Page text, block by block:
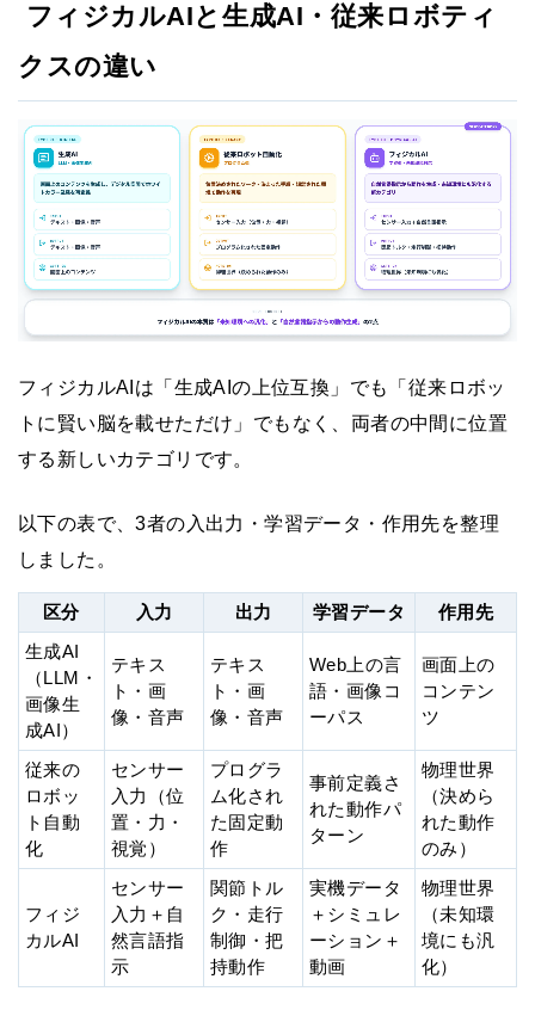
フィジカルAIと生成AI・従来ロボティ
クスの違い
フィジカルAIは「生成AIの上位互換」でも「従来ロボッ
トに賢い脳を載せただけ」でもなく、両者の中間に位置
する新しいカテゴリです。
以下の表で、3者の入出力・学習データ・作用先を整理
しました。
区分 入力 出力 学習データ
作用先
生成AI
（LLM・
画像生
成AI）
テキス
ト・画
像・音声
テキス
ト・画
像・音声
Web上の言
語・画像コ
ーパス
画面上の
コンテン
ツ
従来の
ロボッ
ト自動
化
センサー
入力（位
置・力・
視覚）
プログラ
ム化され
た固定動
作
事前定義さ
れた動作パ
ターン
物理世界
（決めら
れた動作
のみ）
フィジ
カルAI
センサー
入力＋自
然言語指
示
関節トル
ク・走行
制御・把
持動作
実機データ
＋シミュレ
ーション＋
動画
物理世界
（未知環
境にも汎
化）